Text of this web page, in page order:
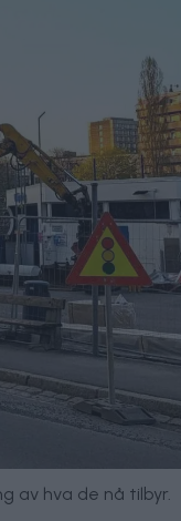
av hva de nå tilbyr.